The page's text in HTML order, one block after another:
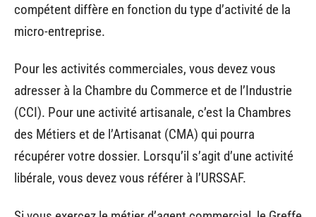
compétent diffère en fonction du type d’activité de la
micro-entreprise.
Pour les activités commerciales, vous devez vous
adresser à la Chambre du Commerce et de l’Industrie
(CCI). Pour une activité artisanale, c’est la Chambres
des Métiers et de l’Artisanat (CMA) qui pourra
récupérer votre dossier. Lorsqu’il s’agit d’une activité
libérale, vous devez vous référer à l’URSSAF.